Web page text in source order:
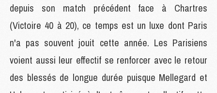
depuis son match précédent face à Chartres
(Victoire 40 à 20), ce temps est un luxe dont Paris
n'a pas souvent jouit cette année. Les Parisiens
voient aussi leur effectif se renforcer avec le retour
des blessés de longue durée puisque Mellegard et